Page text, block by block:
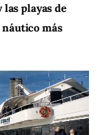
playas de
más